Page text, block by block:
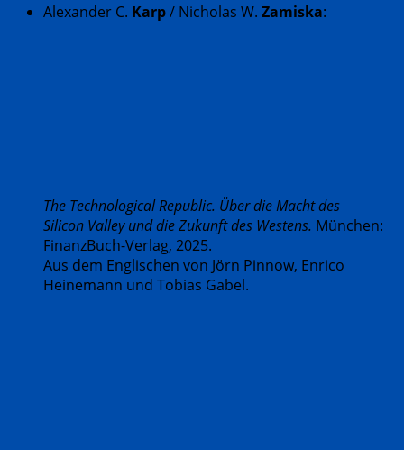
Alexander C. Karp/ Nicholas W. Zamiska:
The Technological Republic. Über die Macht des
Silicon Valley und die Zukunft des Westens. München:
FinanzBuch-Verlag, 2025.
Aus dem Englischen von Jörn Pinnow, Enrico
Heinemann und Tobias Gabel.